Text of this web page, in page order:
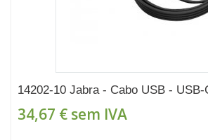
14202-10 Jabra - Cabo USB -
34,67 € sem IVA